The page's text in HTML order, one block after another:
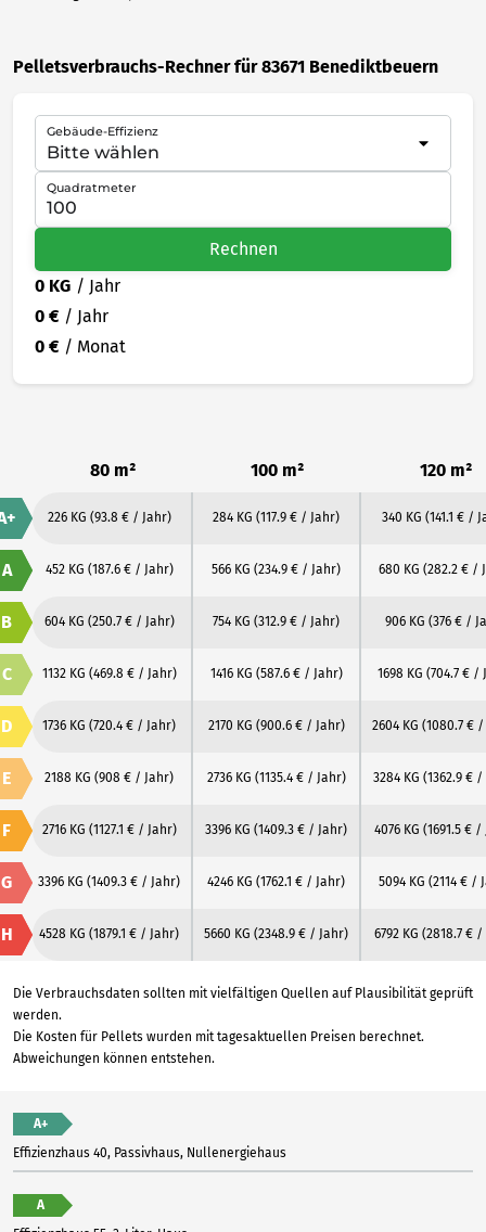
Pelletsverbrauchs-Rechner für 83671 Benediktbeuern
Gebäude-Effizienz
Quadratmeter
Rechnen
0 KG / Jahr
0 € / Jahr
0 € / Monat
80 m² 100 m² 120 m²
226 KG (93.8 € / Jahr) 284 KG (117.9 € / Jahr) 340 KG (141.1 € /
A 452 KG (187.6 € / Jahr) 566 KG (234.9 € / Jahr) 680 KG (282.2 € /
B 604 KG (250.7 € / Jahr) 754 KG (312.9 € / Jahr) 906 KG (376 € /
C 1132 KG (469.8 € / Jahr) 1416 KG (587.6 € / Jahr) 1698 KG (704.7 € /
D 1736 KG (720.4 € / Jahr) 2170 KG (900.6 € / Jahr) 2604 KG (1080.7 €
E 2188 KG (908 € / Jahr) 2736 KG (1135.4 € / Jahr) 3284 KG (1362.9 € /
F 2716 KG (1127.1 € / Jahr) 3396 KG (1409.3 € / Jahr) 4076 KG (1691.5 € /
G 3396 KG (1409.3 € / Jahr) 4246 KG (1762.1 € / Jahr) 5094 KG (2114 € /
H 4528 KG (1879.1 € / Jahr) 5660 KG (2348.9 € / Jahr) 6792 KG (2818.7 € /
Die Verbrauchsdaten sollten mit vielfältigen Quellen auf Plausibilität geprüft
werden.
Die Kosten für Pellets wurden mit tagesaktuellen Preisen berechnet.
Abweichungen können entstehen.
A+
Effizienzhaus 40, Passivhaus, Nullenergiehaus
A